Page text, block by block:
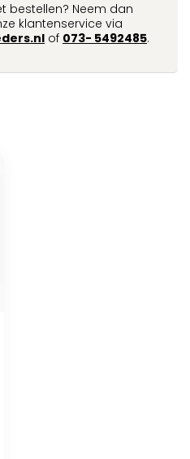
bestellen? Neem dan
klantenservice via
of 073- 5492485.